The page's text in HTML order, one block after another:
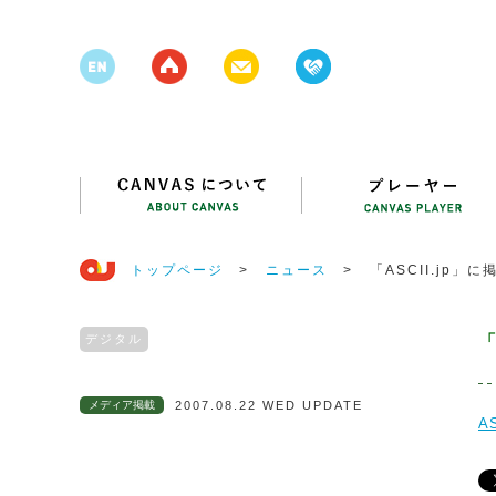
トップページ > ニュース > 「ASCII.jp」に
デジタル
メディア掲載 2007.08.22 WED UPDATE